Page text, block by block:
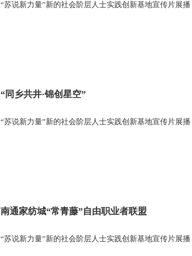
“苏说新力量”新的社会阶层人士实践创新基地宣传片展播
“同乡共井·锦创星空”
“苏说新力量”新的社会阶层人士实践创新基地宣传片展播
南通家纺城“常青藤”自由职业者联盟
“苏说新力量”新的社会阶层人士实践创新基地宣传片展播